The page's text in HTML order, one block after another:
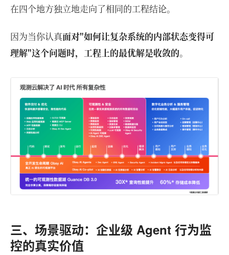
在四个地方独立地走向了相同的工程结论。
因为当你认真面对"如何让复杂系统的内部状态变得可
理解"这个问题时，工程上的最优解是收敛的。
三、场景驱动：企业级 Agent 行为监
控的真实价值